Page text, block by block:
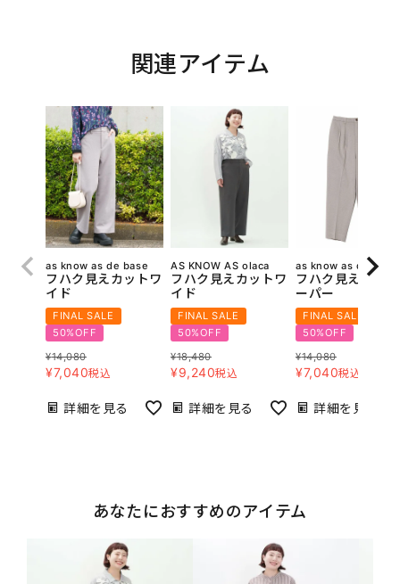
関連アイテム
as know as de base
フハク見えカットワ
イド
FINAL SALE
50%OFF
¥14,080
¥7,040税込
詳細を見る
AS KNOW AS olaca
フハク見えカットワ
イド
FINAL SALE
50%OFF
¥18,480
¥9,240税込
詳細を見る
as know as de base
フハク見えカッ
ーパー
FINAL SALE
50%OFF
¥14,080
¥7,040税込
詳細を見る
あなたにおすすめのアイテム